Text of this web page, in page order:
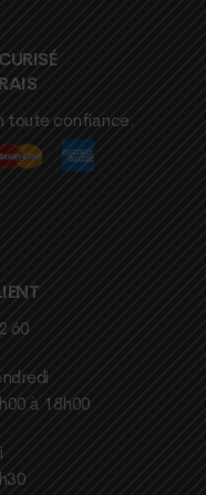
toute confiance.
60
à 18h00